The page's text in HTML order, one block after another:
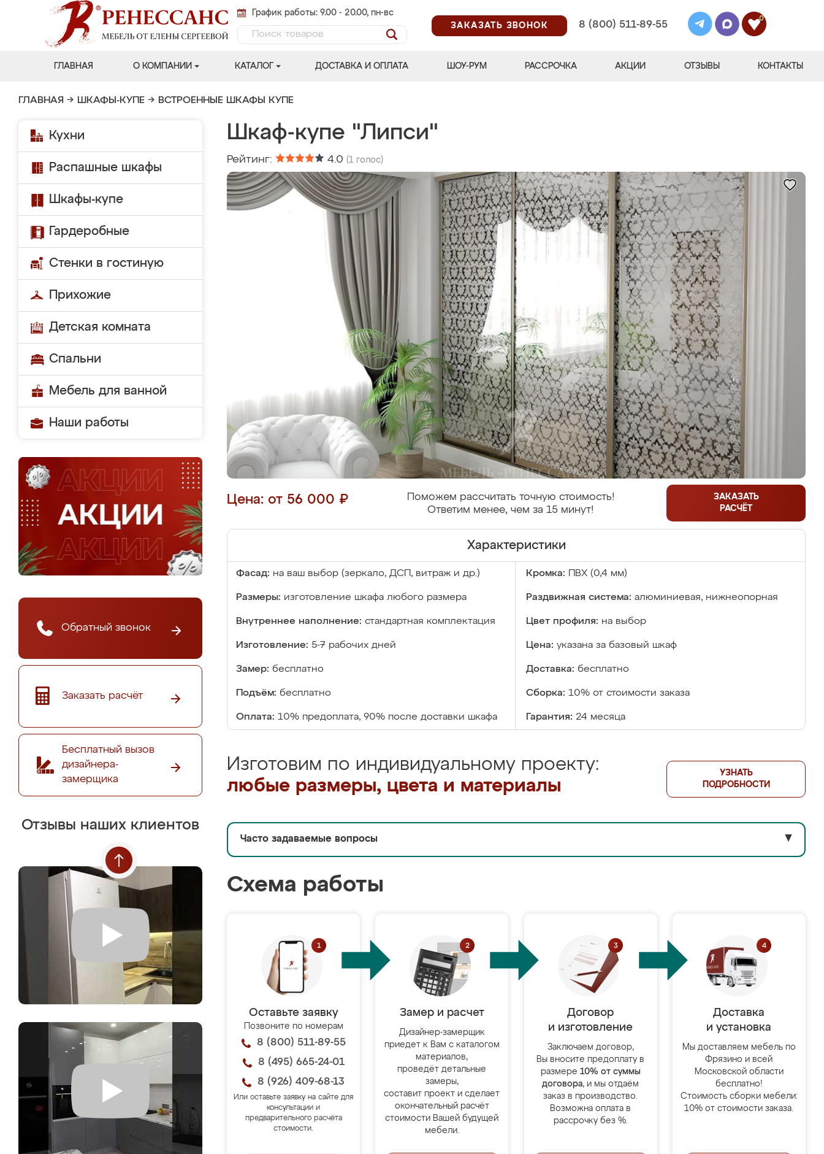
График работы: 9.00 - 20.00, пн-вс
ЗАКАЗАТЬ ЗВОНОК
8 (800) 511-89-55
0
ГЛАВНАЯ О КОМПАНИИ КАТАЛОГ ДОСТАВКА И ОПЛАТА ШОУ-РУМ РАССРОЧКА АКЦИИ ОТЗЫВЫ КОНТАКТЫ
ГЛАВНАЯ → ШКАФЫ-КУПЕ → ВСТРОЕННЫЕ ШКАФЫ КУПЕ
Кухни
Распашные шкафы
Шкафы-купе
Гардеробные
Стенки в гостиную
Прихожие
Детская комната
Спальни
Мебель для ванной
Наши работы
Обратный звонок
Заказать расчёт
Бесплатный вызов
дизайнера-
замерщика
Отзывы наших клиентов
Шкаф-купе "Липси"
Рейтинг: 4.0 (1 голос)
Цена: от 56 000 ₽
Поможем рассчитать точную стоимость!
Ответим менее, чем за 15 минут!
ЗАКАЗАТЬ
РАСЧЁТ
Характеристики
Фасад: на ваш выбор (зеркало, ДСП, витраж и др.) Кромка: ПВХ (0,4 мм)
Размеры: изготовление шкафа любого размера Раздвижная система: алюминиевая, нижнеопорная
Внутреннее наполнение: стандартная комплектация Цвет профиля: на выбор
Изготовление: 5-7 рабочих дней Цена: указана за базовый шкаф
Замер: бесплатно Доставка: бесплатно
Подъём: бесплатно Сборка: 10% от стоимости заказа
Оплата: 10% предоплата, 90% после доставки шкафа Гарантия: 24 месяца
Изготовим по индивидуальному проекту:
любые размеры, цвета и материалы
УЗНАТЬ
ПОДРОБНОСТИ
Часто задаваемые вопросы ▼
Схема работы
Оставьте заявку
Позвоните по номерам
8 (800) 511-89-55
8 (495) 665-24-01
8 (926) 409-68-13
Или оставьте заявку на сайте для
консультации и
предварительного расчёта
стоимости.
Замер и расчет
Дизайнер-замерщик
приедет к Вам с каталогом
материалов,
проведёт детальные
замеры,
составит проект и сделает
окончательный расчёт
стоимости Вашей будущей
мебели.
Договор
и изготовление
Заключаем договор,
Вы вносите предоплату в
размере 10% от суммы
договора, и мы отдаём
заказ в производство.
Возможна оплата в
рассрочку без %.
Доставка
и установка
Мы доставляем мебель по
Фрязино и всей
Московской области
бесплатно!
Стоимость сборки мебели:
10% от стоимости заказа.